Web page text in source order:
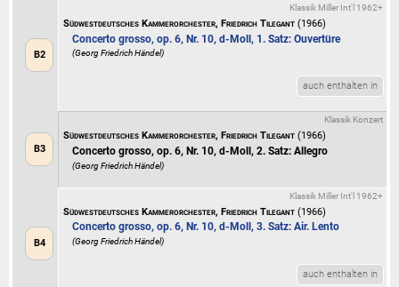
B2
Klassik Miller Int'l 1962+
Südwestdeutsches Kammerorchester, Friedrich Tilegant (1966)
Concerto grosso, op. 6, Nr. 10, d-Moll, 1. Satz: Ouvertüre
(Georg Friedrich Händel)
auch enthalten in
B3
Klassik Konzert
Südwestdeutsches Kammerorchester, Friedrich Tilegant (1966)
Concerto grosso, op. 6, Nr. 10, d-Moll, 2. Satz: Allegro
(Georg Friedrich Händel)
B4
Klassik Miller Int'l 1962+
Südwestdeutsches Kammerorchester, Friedrich Tilegant (1966)
Concerto grosso, op. 6, Nr. 10, d-Moll, 3. Satz: Air. Lento
(Georg Friedrich Händel)
auch enthalten in